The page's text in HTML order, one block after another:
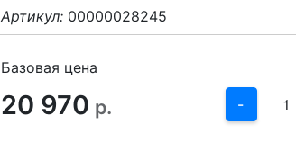
Артикул: 00000028245
Базовая цена
20 970 р. -
3
1